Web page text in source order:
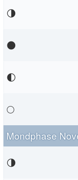
🌗
🌑
🌓
🌕
Mondphase
🌗